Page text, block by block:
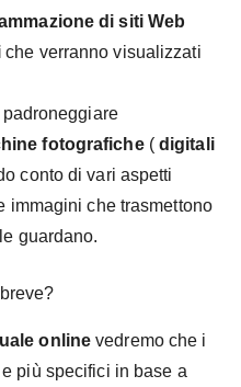
di siti Web
che verranno visualizzati
padroneggiare
fotografiche( digitali
conto di vari aspetti
immagini che trasmettono
guardano.
online vedremo che i
più specifici in base a